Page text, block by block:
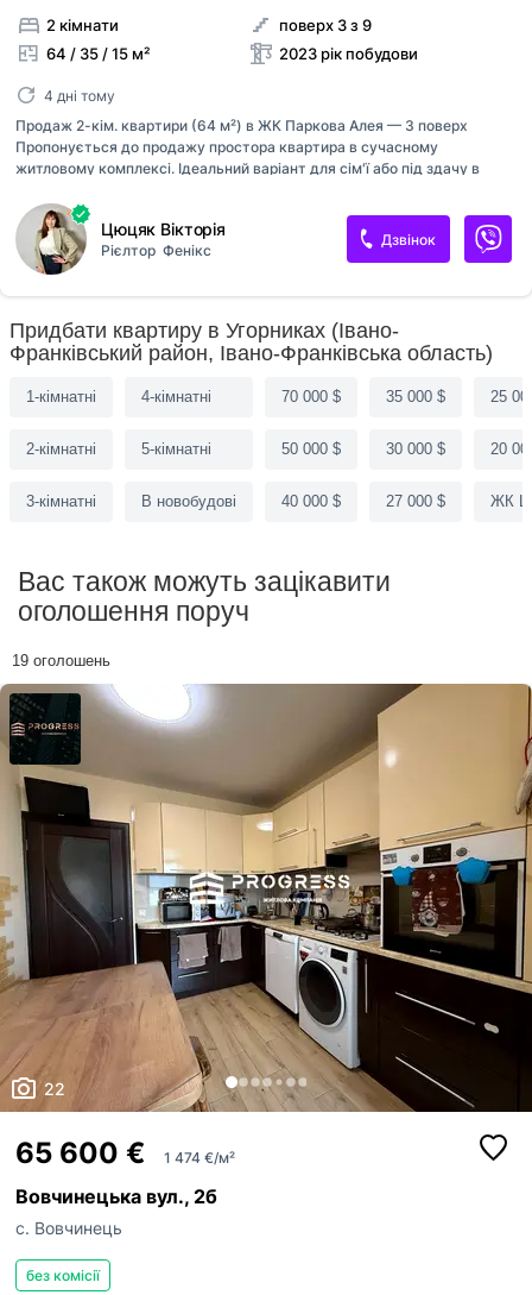
2 кімнати
64 / 35 / 15 м²
поверх 3 з 9
2023 рік побудови
4 дні тому
Продаж 2-кім. квартири (64 м²) в ЖК Паркова Алея — 3 поверх
Пропонується до продажу простора квартира в сучасному
житловому комплексі. Ідеальний варіант для сім'ї або під здачу в
(комфортний низький поверх). • Планування: роздільне, панорамні
вікна (багато світла). Переваги ЖК: • Якість: Надійне будівництво,
сучасна архітектура. • Безпека: Закрита територія, охорона,
відеонагляд. • Дозвілля: Дитячі та спортивні майданчики у дворі. •
Інфраструктура: Поруч зупинки транспорту, магазини, школа,
паркова зона. Будинок зданий та запущені всі міські комунікації.
Квартира готова до переглядів. Телефонуйте для уточнення деталей!
Є відеоогляд кв...
Цюцяк Вікторія
Рієлтор Фенікс
Дзвінок
Придбати квартиру в Угорниках (Івано-
Франківський район, Івано-Франківська область)
1-кімнатні
2-кімнатні
3-кімнатні
4-кімнатні
5-кімнатні
В новобудові
70 000 $
50 000 $
40 000 $
35 000 $
30 000 $
27 000 $
25
20
ЖК
Вас також можуть зацікавити
оголошення поруч
19 оголошень
22
65 600 € 1 474 €/м²
Вовчинецька вул., 2б
с. Вовчинець
без комісії